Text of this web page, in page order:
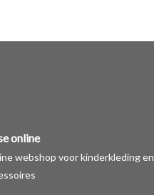
online
webshop voor kinderkleding en